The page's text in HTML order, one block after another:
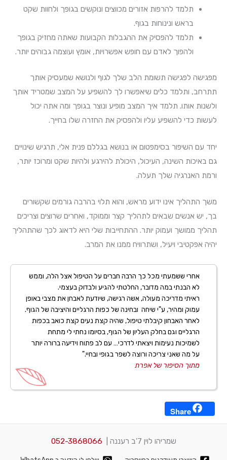
תלמד להרפות אזורים מכווצים ונוקשים בגופך ולחוות שקט
בראש ונינוחות בגוף.
תלמד להפסיק את ההגבלות הקבועות שאתה מחזיק בגופך
ולהפוך לאדם עם חופש אפשרויות, אומץ ועוצמה גבוהים יותר.
מפגישה לפגישה תשומת הלב שלך לגוף ולנושא שמעסיק אותך
תתרחב, ותלמד כלים שיאפשרו לך להשפיע על המצב שמטריד אותך
ולשנות אותו. תלמד איך המצב מופיע ונוצר בגופך ומה אתה יכול
לעשות כדי להשפיע עליו ולהפסיק את החזרה שלו בחייך.
יחד עם השיפור בסימפטום או בנושא בגללם פנית אלי, תרגיש שינויים
גם באיכות השינה, העיכול, היכולת להירגע ולהיות שקט ומרוכז יותר,
ורמת האנרגיה שלך תעלה.
משך התהליך אינו ידוע מראש, והוא תלוי בהרבה גורמים שקשורים
בך, יש אנשים שבאים לתהליך קצר וממוקד, ואחרים שרוצים וצריכים
תהליך ממושך ועמוק יותר. ההתחייבות שלי היא לדאוג לכך שהתהליך
יהיה אפקטיבי ויעיל, ושתרוויח ממנו את המרב.
אחרי ששמעתי מכל כך הרבה חברים על הטיפול אצל הלה, וממש
לא הבנתי במה מדובר, החלטתי להגיע ולבדוק בעצמי.
ראיתי מדריכה מעולה, אשה רגישה, שיודעת לאבחן את מצבי באופן
עמוק ומהיר, ע"י שיחה ובחינה של כפות הרגליים והיציבה של הגוף.
לאחר האבחון קיבלתי טיפול, שהיה קצת נעים קצת כואב בכפות
הרגליים וגם בחלק העליון של הגוף, בסיומו נחתי לי מתחת
לשמיכות נעימות ויצאתי לדרכי… עם לב פתוח וידיעה ברורה יותר
על מה שאני צריכה ורוצה לשפר בגופי ובחיי."
מתוך הסיפור של אפרת
Share
שמריהו לוין 7'ב רעננה | 052-3868066